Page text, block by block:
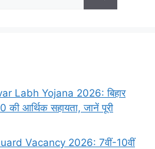
Labh Yojana 2026: बिहार
की आर्थिक सहायता, जानें पूरी
Vacancy 2026: 7वीं-10वीं